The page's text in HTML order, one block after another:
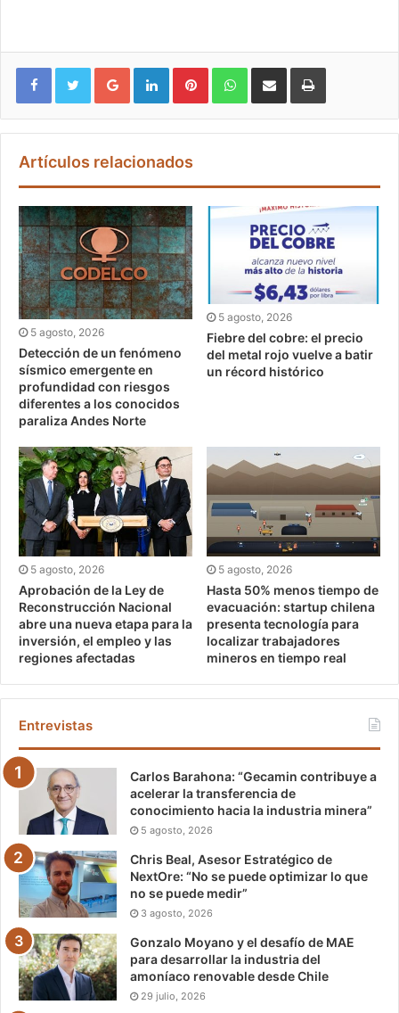
Google+ LinkedIn Pinterest WhatsApp
Artículos relacionados
5 agosto, 2026
Detección de un fenómeno
sísmico emergente en
profundidad con riesgos
diferentes a los conocidos
paraliza Andes Norte
5 agosto, 2026
Fiebre del cobre: el precio
del metal rojo vuelve a batir
un récord histórico
5 agosto, 2026
Aprobación de la Ley de
Reconstrucción Nacional
abre una nueva etapa para la
inversión, el empleo y las
regiones afectadas
5 agosto, 2026
Hasta 50% menos tiempo de
evacuación: startup chilena
presenta tecnología para
localizar trabajadores
mineros en tiempo real
Entrevistas
Carlos Barahona: “Gecamin contribuye a
acelerar la transferencia de
conocimiento hacia la industria minera”
5 agosto, 2026
Chris Beal, Asesor Estratégico de
NextOre: “No se puede optimizar lo que
no se puede medir”
3 agosto, 2026
Gonzalo Moyano y el desafío de MAE
para desarrollar la industria del
amoníaco renovable desde Chile
29 julio, 2026